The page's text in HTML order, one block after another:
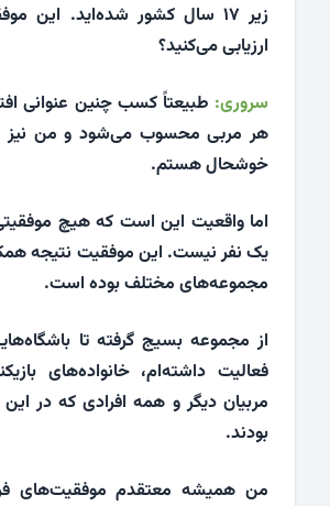
زیر ۱۷ سال کشور شده‌اید. این
ارزیابی می‌کنید؟
سروری: طبیعتاً کسب چنین عنوانی
هر مربی محسوب می‌شود و من نیز
خوشحال هستم.
اما واقعیت این است که هیچ
یک نفر نیست. این موفقیت نتیجه
مجموعه‌های مختلف بوده است.
از مجموعه بسیج گرفته تا
فعالیت داشته‌ام، خانواده‌های
مربیان دیگر و همه افرادی که در
بودند.
من همیشه معتقدم موفقیت‌های